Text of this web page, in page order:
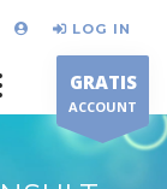
LOG IN
GRATIS
ACCOUNT